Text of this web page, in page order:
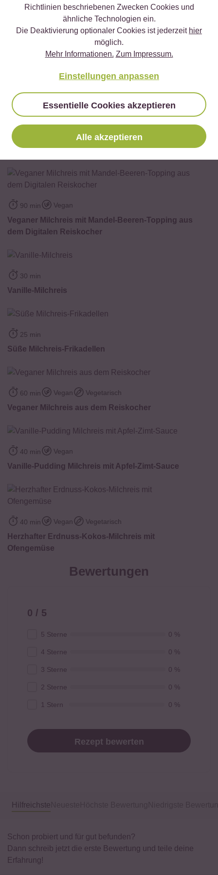
✔️ 25 leckere Rezepte aus unseren bunten Kochwelten
✔️ Von Sushi über Curry bis hin zu Desserts
✔️ Inklusive Tipps & Tricks für die Zubereitung
Jetzt sichern
*Das Digitale Rezeptbuch wird dir nach vollständiger Anmeldung zum
Newsletter per E-Mail zugeschickt.
Mehr Rezepte mit Bio Milch Reis
90 min Vegan
Veganer Milchreis mit Mandel-Beeren-Topping aus
dem Digitalen Reiskocher
30 min
Vanille-Milchreis
25 min
Süße Milchreis-Frikadellen
60 min Vegan Vegetarisch
Veganer Milchreis aus dem Reiskocher
40 min Vegan
Vanille-Pudding Milchreis mit Apfel-Zimt-Sauce
40 min Vegan Vegetarisch
Herzhafter Erdnuss-Kokos-Milchreis mit
Ofengemüse
Bewertungen
0 / 5
5 Sterne 0 %
4 Sterne 0 %
3 Sterne 0 %
2 Sterne 0 %
1 Stern 0 %
Rezept bewerten
Hilfreichste
Schon probiert und für gut befunden?
Dann schreib jetzt die erste Bewertung und teile deine
Erfahrung!
Richtlinien beschriebenen Zwecken Cookies und
ähnliche Technologien ein.
Die Deaktivierung optionaler Cookies ist jederzeit hier
möglich.
Mehr Informationen. Zum Impressum.
Einstellungen anpassen
Essentielle Cookies akzeptieren
Alle akzeptieren